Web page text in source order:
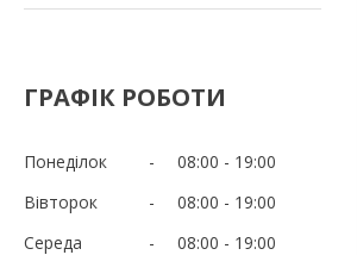
ГРАФІК РОБОТИ
Понеділок 08:00
19:00
Вівторок
08:00
19:00
Середа
08:00
19:00